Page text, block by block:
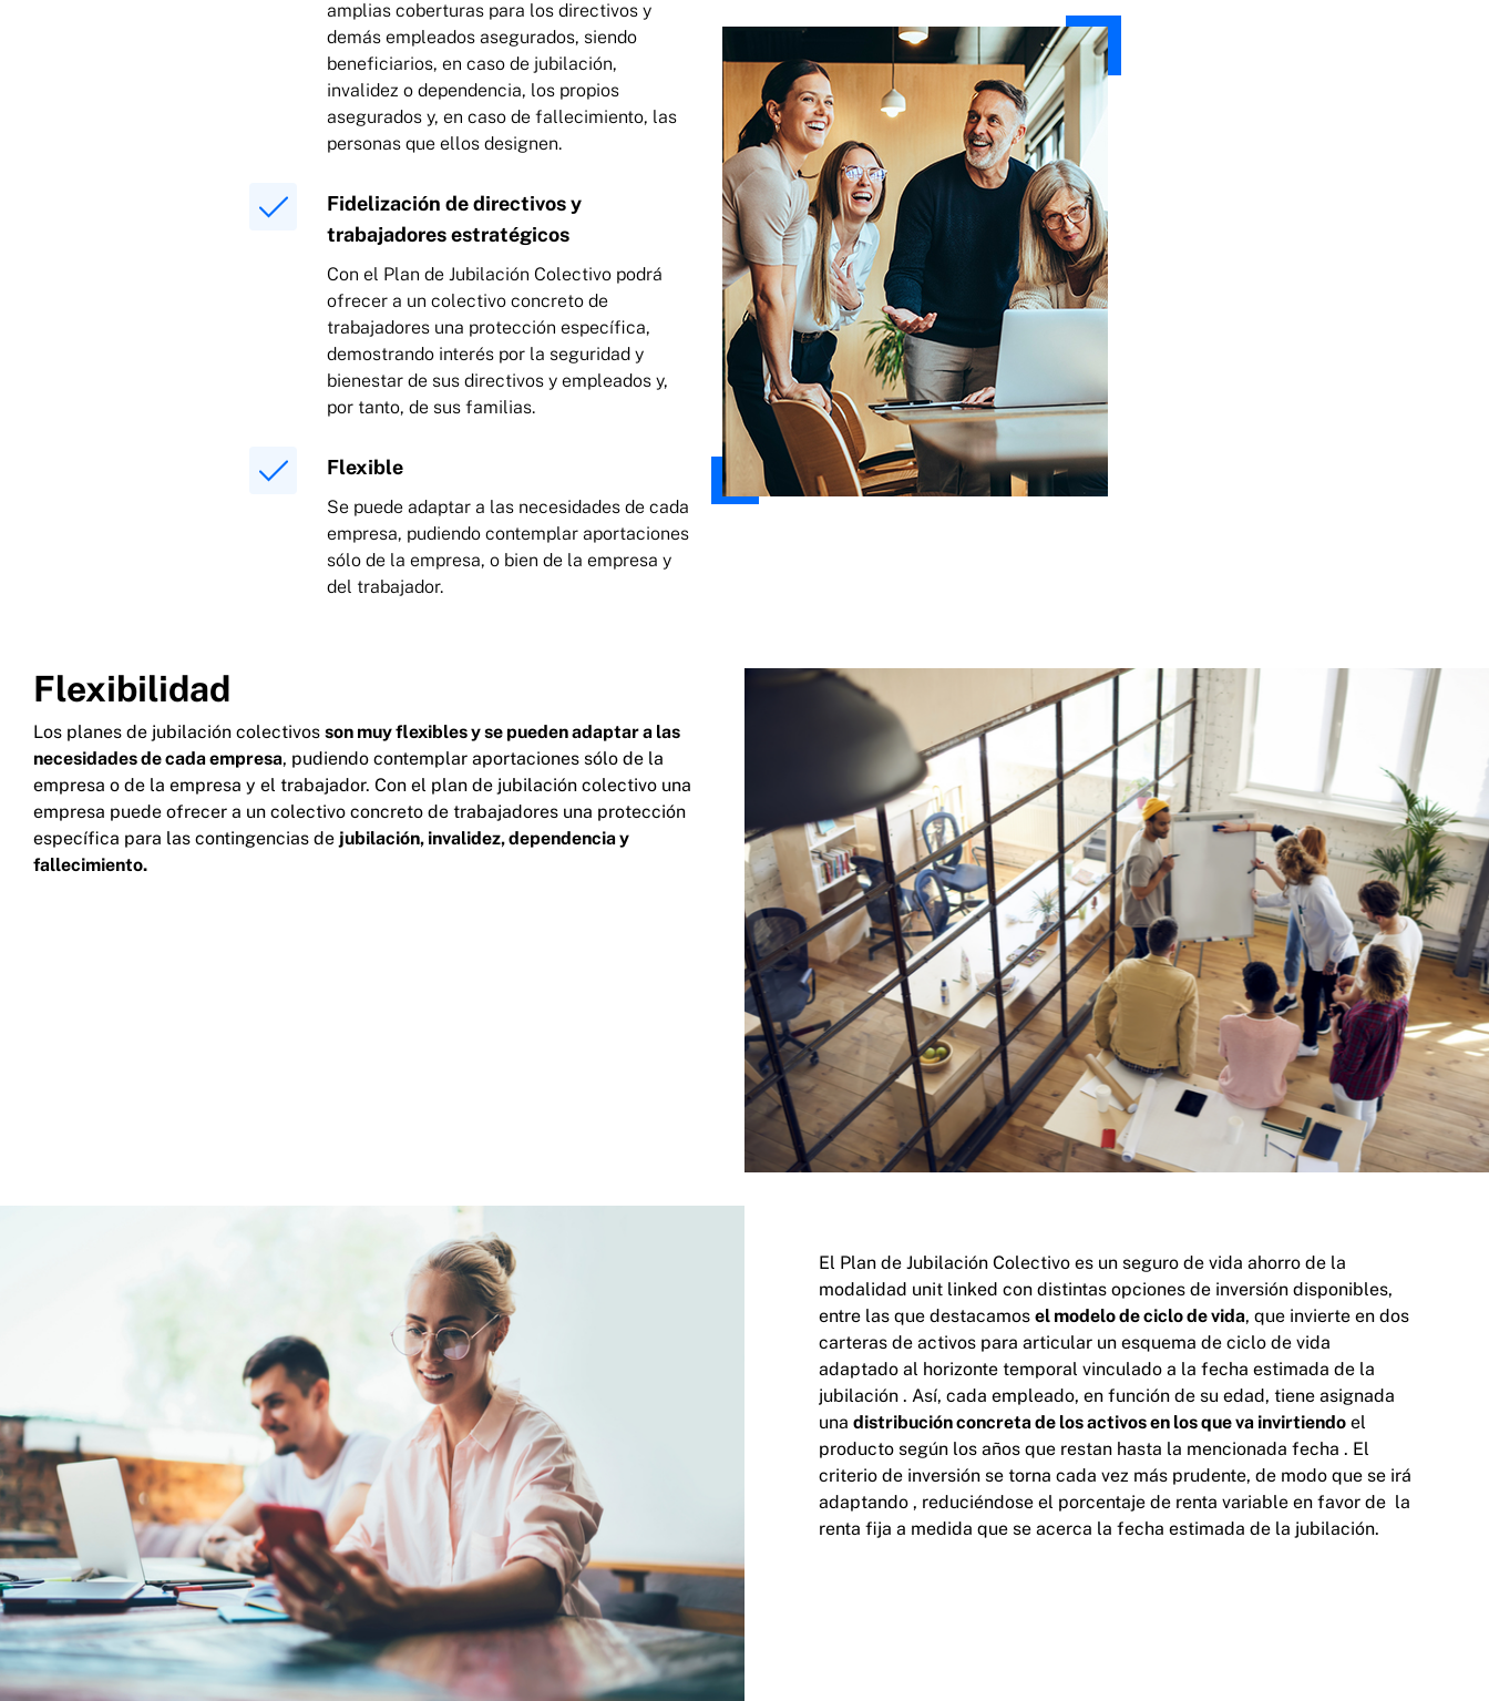
amplias coberturas para los directivos y
demás empleados asegurados, siendo
beneficiarios, en caso de jubilación,
invalidez o dependencia, los propios
asegurados y, en caso de fallecimiento, las
personas que ellos designen.
Fidelización de directivos y
trabajadores estratégicos
Con el Plan de Jubilación Colectivo podrá
ofrecer a un colectivo concreto de
trabajadores una protección específica,
demostrando interés por la seguridad y
bienestar de sus directivos y empleados y,
por tanto, de sus familias.
Flexible
Se puede adaptar a las necesidades de cada
empresa, pudiendo contemplar aportaciones
sólo de la empresa, o bien de la empresa y
del trabajador.
Flexibilidad
Los planes de jubilación colectivos son muy flexibles y se pueden adaptar a las
necesidades de cada empresa, pudiendo contemplar aportaciones sólo de la
empresa o de la empresa y el trabajador. Con el plan de jubilación colectivo una
empresa puede ofrecer a un colectivo concreto de trabajadores una protección
específica para las contingencias de jubilación, invalidez, dependencia y
fallecimiento.
El Plan de Jubilación Colectivo es un seguro de vida ahorro de la
modalidad unit linked con distintas opciones de inversión disponibles,
entre las que destacamosel modelo de ciclo de vida, que invierte en dos
carteras de activos para articular un esquema de ciclo de vida
adaptado al horizonte temporal vinculado a la fecha estimada de la
jubilación . Así, cada empleado, en función de su edad, tiene asignada
unadistribución concreta de los activos en los que va invirtiendo el
producto según los años que restan hasta la mencionada fecha . El
criterio de inversión se torna cada vez más prudente, de modo que se irá
adaptando , reduciéndose el porcentaje de renta variable en favor de la
renta fija a medida que se acerca la fecha estimada de la jubilación.